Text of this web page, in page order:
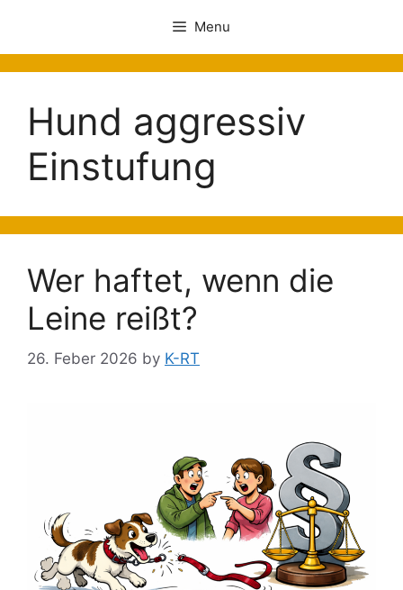
Menu
Hund aggressiv
Einstufung
Wer haftet, wenn die
Leine reißt?
26. Feber 2026 by K-RT